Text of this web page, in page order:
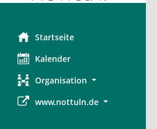
Startseite
Kalender
Organisation
www.nottuln.de